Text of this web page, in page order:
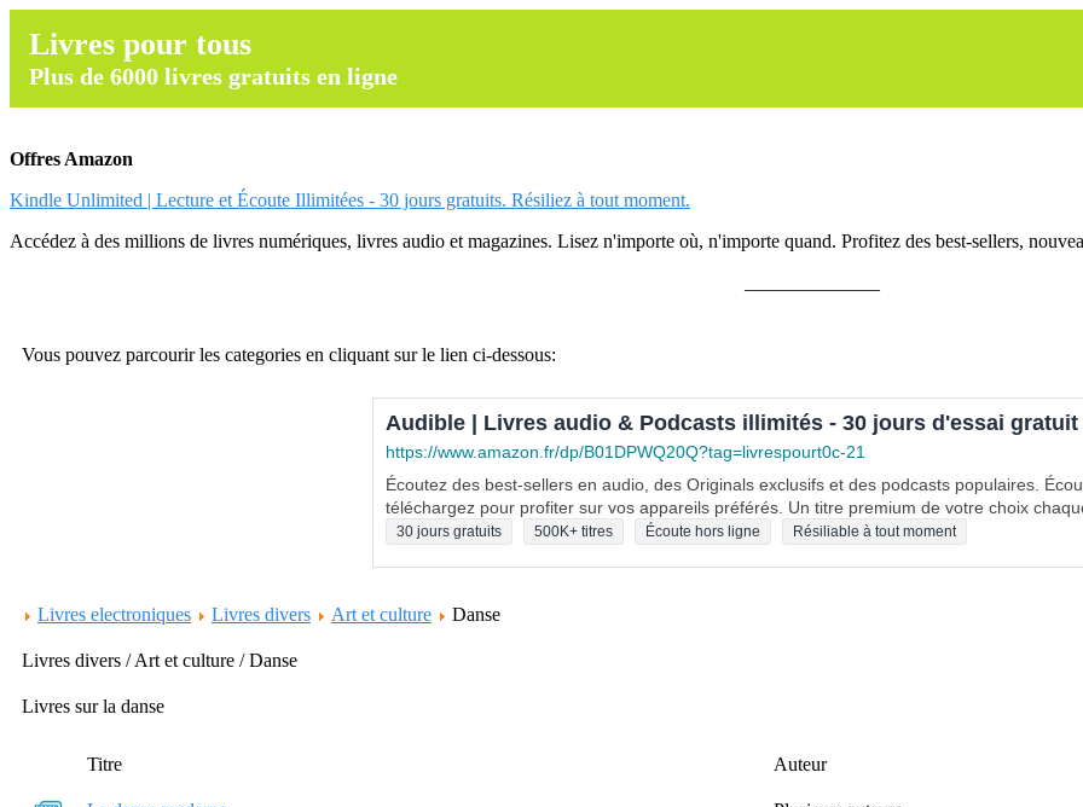
Livres pour tous
Plus de 6000 livres gratuits en ligne
Offres Amazon
Kindle Unlimited | Lecture et Écoute Illimitées - 30 jours gratuits. Résiliez à tout moment.
Accédez à des millions de livres numériques, livres audio et magazines. Lisez n'importe où, n'importe quand. Profitez des best-sellers,
Vous pouvez parcourir les categories en cliquant sur le lien ci-dessous:
Audible | Livres audio & Podcasts illimités - 30 jours d'essai gratuit
https://www.amazon.fr/dp/B01DPWQ20Q?tag=livrespourt0c-21
Écoutez des best-sellers en audio, des Originals exclusifs et des podcasts populaires.
téléchargez pour profiter sur vos appareils préférés. Un titre premium de votre choix
30 jours gratuits 500K+ titres Écoute hors ligne Résiliable à tout moment
Livres electroniques Livres divers Art et culture Danse
Livres divers / Art et culture / Danse
Livres sur la danse
Titre Auteur